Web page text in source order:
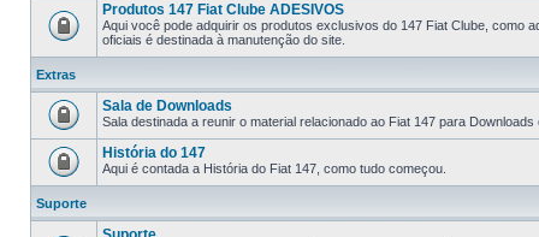
Produtos 147 Fiat Clube ADESIVOS
Aqui você pode adquirir os produtos exclusivos do 147 Fiat Clube, como
oficiais é destinada à manutenção do site.
Extras
Sala de Downloads
Sala destinada a reunir o material relacionado ao Fiat 147 para Downloads
História do 147
Aqui é contada a História do Fiat 147, como tudo começou.
Suporte